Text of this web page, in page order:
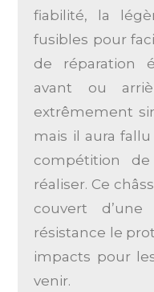
fiabilité, la
fusibles pour
de réparation
avant ou
extrêmement
mais il aura
compétition
réaliser. Ce
couvert
résistance le
impacts pour
venir.